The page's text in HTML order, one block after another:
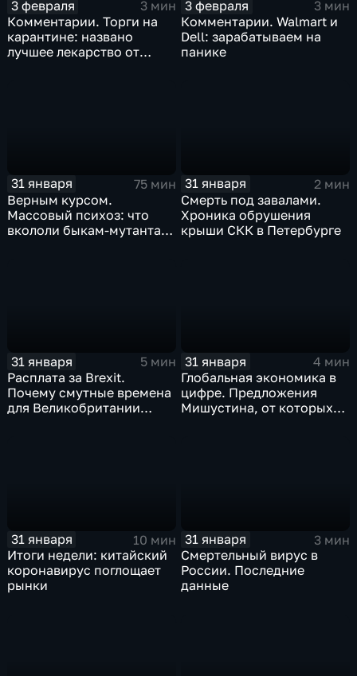
3 февраля
3 мин
Комментарии. Торги на
карантине: названо
лучшее лекарство от
3 февраля
3 мин
Комментарии. Walmart и
Dell: зарабатываем на
панике
31 января
75 мин
Верным курсом.
Массовый психоз: что
вкололи быкам-мутантам,
31 января
2 мин
Смерть под завалами.
Хроника обрушения
крыши СКК в Петербурге
31 января
5 мин
Расплата за Brexit.
Почему смутные времена
для Великобритании
31 января
4 мин
Глобальная экономика в
цифре. Предложения
Мишустина, от которых
31 января
10 мин
Итоги недели: китайский
коронавирус поглощает
рынки
31 января
3 мин
Смертельный вирус в
России. Последние
данные